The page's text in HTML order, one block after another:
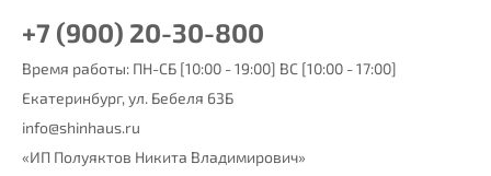
+7 (900) 20-30-800
Время работы: ПН-СБ [10:00 - 19:00] ВС [10:00 - 17:00]
Екатеринбург, ул. Бебеля 63Б
info@shinhaus.ru
«ИП Полуяктов Никита Владимирович»